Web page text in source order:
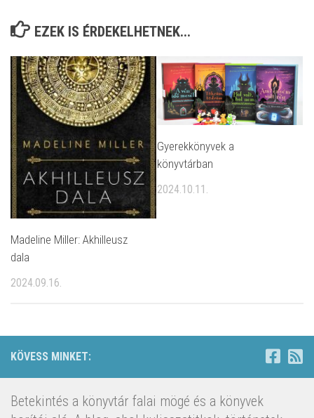
EZEK IS ÉRDEKELHETNEK...
Madeline Miller: Akhilleusz ​
dala
2024.09.16.
Gyerekkönyvek a
könyvtárban
2024.10.11.
KÖVESS MINKET:
Betekintés a könyvtár falai mögé és a könyvek